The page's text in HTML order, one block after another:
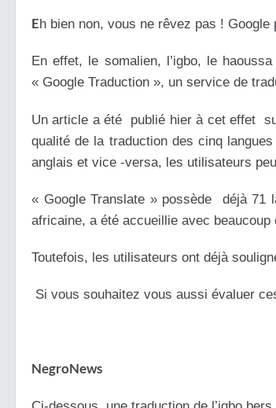
Eh bien non, vous ne rêvez pas !
En effet, le somalien, l’igbo, le
« Google Traduction », un service de
Un article a été publié hier à cet effet
qualité de la traduction des cinq
anglais et vice -versa, les utilisateurs
« Google Translate » possède déjà 71
africaine, a été accueillie avec
Toutefois, les utilisateurs ont déjà
Si vous souhaitez vous aussi évaluer
NegroNews